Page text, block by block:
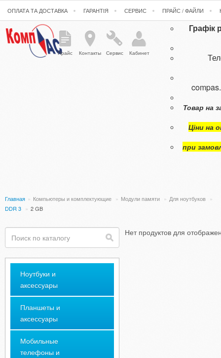
ОПЛАТА ТА ДОСТАВКА ГАРАНТІЯ СЕРВИС ПРАЙС / ФАЙЛИ
Прайс Контакты Сервис Кабинет
Графік
Товар на
Ціни на
при
Главная » Компьютеры и комплектующие » Модули памяти » Для ноутбуков »
DDR 3 » 2 GB
Ноутбуки и
аксессуары
Планшеты и
аксессуары
Мобильные
телефоны и
Нет продуктов для